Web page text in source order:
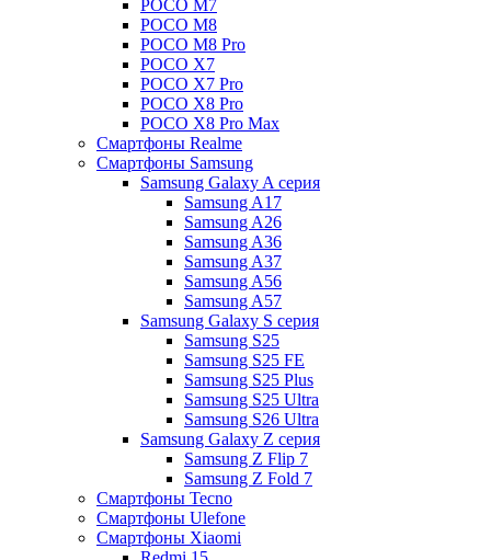
POCO M7
POCO M8
POCO M8 Pro
POCO X7
POCO X7 Pro
POCO X8 Pro
POCO X8 Pro Max
Смартфоны Realme
Смартфоны Samsung
Samsung Galaxy A серия
Samsung A17
Samsung A26
Samsung A36
Samsung A37
Samsung A56
Samsung A57
Samsung Galaxy S серия
Samsung S25
Samsung S25 FE
Samsung S25 Plus
Samsung S25 Ultra
Samsung S26 Ultra
Samsung Galaxy Z серия
Samsung Z Flip 7
Samsung Z Fold 7
Смартфоны Tecno
Смартфоны Ulefone
Смартфоны Xiaomi